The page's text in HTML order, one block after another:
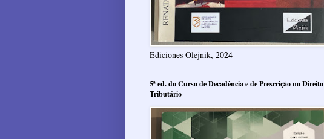
Ediciones Olejnik, 2024
5ª ed. do Curso de Decadência e de Prescrição no Direito
Tributário